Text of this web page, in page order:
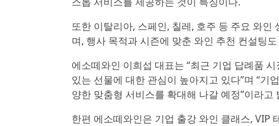
또한 이탈리아, 스페인, 칠레, 호주 등 주요 와
며, 행사 목적과 시즌에 맞춘 와인 추천 컨설팅
에소떼와인 이희섭 대표는 “최근 기업 답례품
있는 선물에 대한 관심이 높아지고 있다”며 “
양한 맞춤형 서비스를 확대해 나갈 예정”이라고
한편 에소떼와인은 기업 출강 와인 클래스, VIP